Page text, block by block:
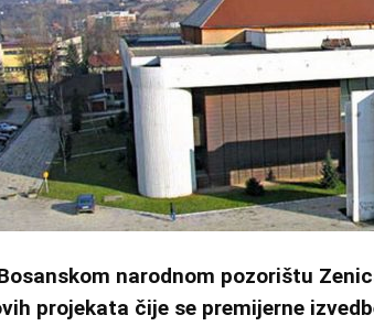
narodnom pozorištu
projekata čije se premijerne